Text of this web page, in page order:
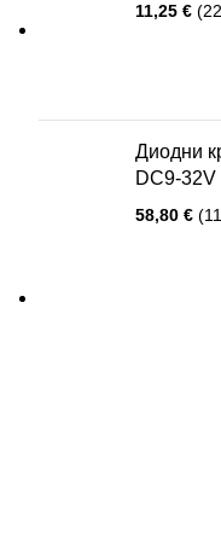
11,25 €
Диодни
DC9-
58,80 €